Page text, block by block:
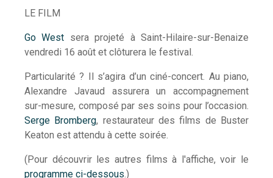
LE FILM
Go West sera projeté à Saint-Hilaire-sur-Benaize
vendredi 16 août et clôturera le festival.
Particularité ? Il s’agira d’un ciné-concert. Au piano,
Alexandre Javaud assurera un accompagnement
sur-mesure, composé par ses soins pour l’occasion.
Serge Bromberg, restaurateur des films de Buster
Keaton est attendu à cette soirée.
(Pour découvrir les autres films à l'affiche, voir le
programme ci-dessous.)